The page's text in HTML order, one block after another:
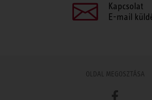
Kapcsolat
E-mail
OLDAL MEGOSZTÁSA
Facebook